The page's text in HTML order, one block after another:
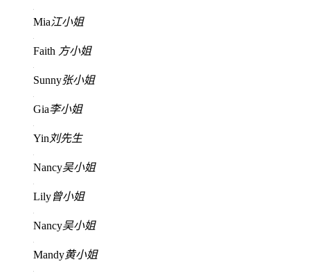
Mia江小姐
Faith 方小姐
Sunny张小姐
Gia李小姐
Yin 刘先生
Nancy吴小姐
Lily曾小姐
Nancy吴小姐
Mandy黄小姐